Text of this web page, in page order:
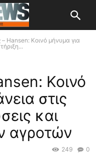
Hansen: Κοινό μήνυμα για
Κοινό
στις
και
αγροτών
0
249